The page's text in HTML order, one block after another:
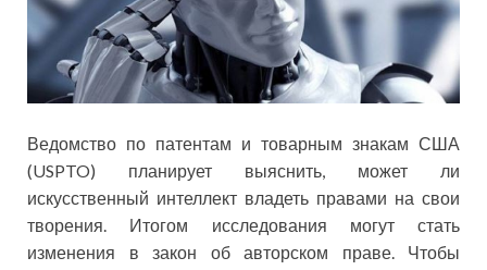
Ведомство по патентам и товарным знакам США
(USPTO) планирует выяснить, может ли
искусственный интеллект владеть правами на свои
творения. Итогом исследования могут стать
изменения в закон об авторском праве. Чтобы